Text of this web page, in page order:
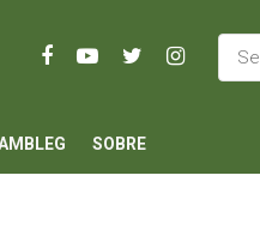
SOBRE